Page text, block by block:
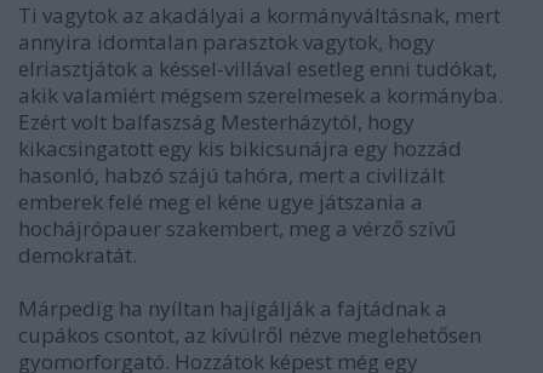
Ti vagytok az akadályai a kormányváltásnak, mert
annyira idomtalan parasztok vagytok, hogy
elriasztjátok a késsel-villával esetleg enni tudókat,
akik valamiért mégsem szerelmesek a kormányba.
Ezért volt balfaszság Mesterházytól, hogy
kikacsingatott egy kis bikicsunájra egy hozzád
hasonló, habzó szájú tahóra, mert a civilizált
emberek felé meg el kéne ugye játszania a
hochájrópauer szakembert, meg a vérző szívű
demokratát.
Márpedig ha nyíltan hajigálják a fajtádnak a
cupákos csontot, az kívülről nézve meglehetősen
gyomorforgató. Hozzátok képest még egy